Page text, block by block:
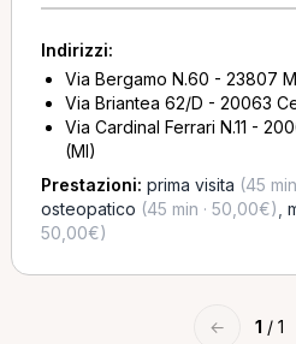
Indirizzi:
Via Bergamo N.60 - 23807
Via Briantea 62/D - 20063
Via Cardinal Ferrari N.11 -
(MI)
Prestazioni: prima visita (45
osteopatico (45 min · 50,00€)
50,00€)
← 1 / 1